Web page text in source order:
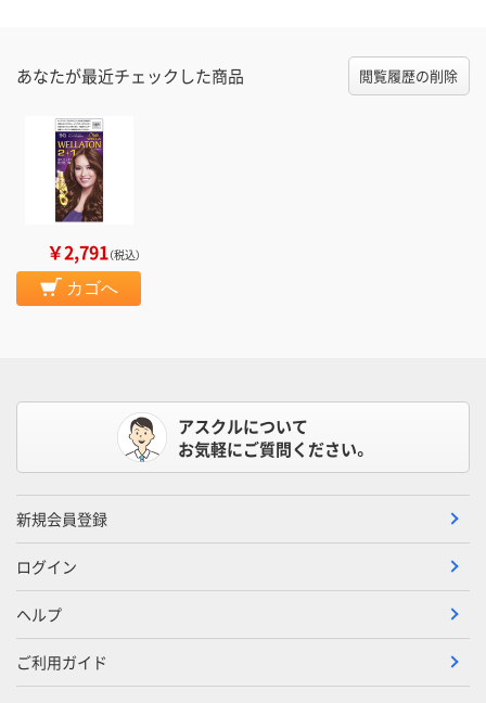
あなたが最近チェックした商品 閲覧履歴の削除
￥2,791（税込）
カゴへ
アスクルについて
お気軽にご質問ください。
新規会員登録
ログイン
ヘルプ
ご利用ガイド